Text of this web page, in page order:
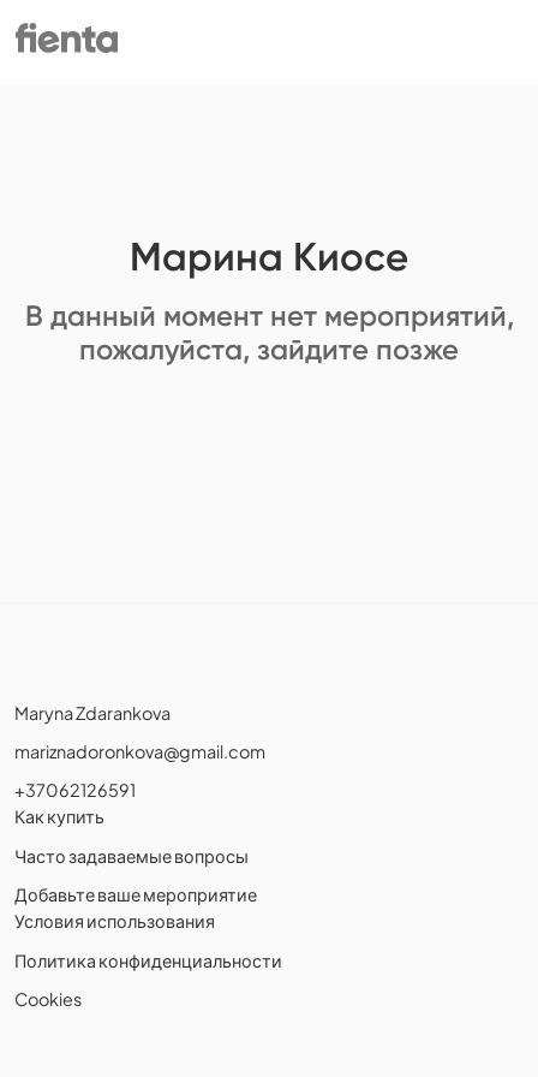
Марина Киосе
В данный момент нет мероприятий,
пожалуйста, зайдите позже
Maryna Zdarankova
mariznadoronkova@gmail.com
+37062126591
Как купить
Часто задаваемые вопросы
Добавьте ваше мероприятие
Условия использования
Политика конфиденциальности
Cookies